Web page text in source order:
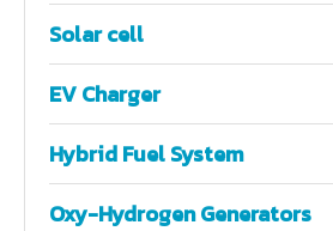
Solar cell
EV Charger
Hybrid Fuel System
Oxy-Hydrogen Generators